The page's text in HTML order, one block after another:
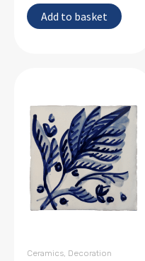
Add to basket
Ceramics, Decoration